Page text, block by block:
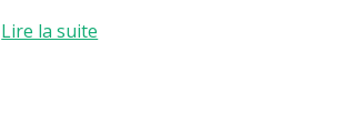
Lire la suite